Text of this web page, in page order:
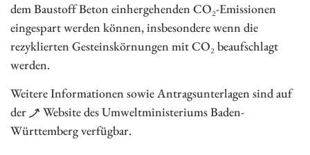
dem Baustoff Beton einhergehenden CO₂-Emissionen
eingespart werden können, insbesondere wenn die
rezyklierten Gesteinskörnungen mit CO₂ beaufschlagt
werden.
Weitere Informationen sowie Antragsunterlagen sind auf
der
Website des Umweltministeriums Baden-
Württembergverfügbar.